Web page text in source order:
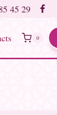
45 29
0